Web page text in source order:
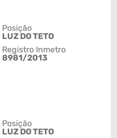
Posição
LUZ DO TETO
Registro Inmetro
8981/2013
Posição
LUZ DO TETO